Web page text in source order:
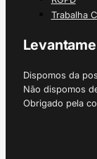
Trabalha
Dispomos da
Não dispomos
Obrigado pela